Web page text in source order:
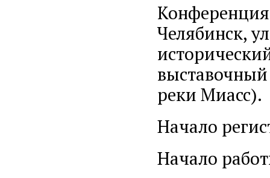
Конференция
Челябинск,
реки Миасс).
Начало
Начало